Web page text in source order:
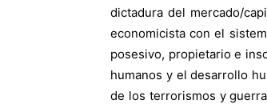
dictadura del mercado/
economicista con el
posesivo, propietario e
humanos y el desarrollo
de los terrorismos y